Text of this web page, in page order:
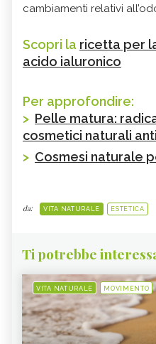
cambiamenti relativi
Scopri la ricetta per
acido ialuronico
Per approfondire:
> Pelle matura:
cosmetici naturali
> Cosmesi naturale
da: VITA NATURALE ESTETICA
Ti potrebbe
VITA NATURALE MOVIMENTO